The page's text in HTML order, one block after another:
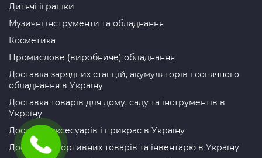
Дитячі іграшки
Музичні інструменти та обладнання
Косметика
Промислове (виробниче) обладнання
Доставка зарядних станцій, акумуляторів і сонячного
обладнання в Україну
Доставка товарів для дому, саду та інструментів в
Україну
Доставка аксесуарів і прикрас в Україну
Доставка спортивних товарів та інвентарю в Україну